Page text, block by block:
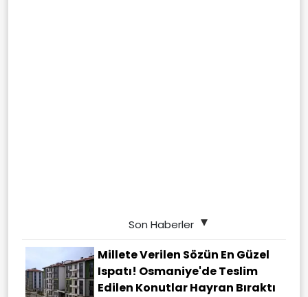
Son Haberler
Millete Verilen Sözün En Güzel
Ispatı! Osmaniye'de Teslim
Edilen Konutlar Hayran Bıraktı